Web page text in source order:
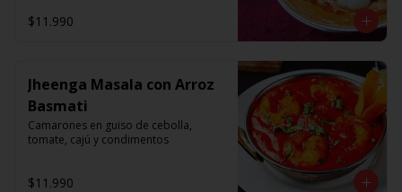
$11.990
Jheenga Masala con Arroz
Basmati
Camarones en guiso de cebolla,
tomate, cajú y condimentos
$11.990